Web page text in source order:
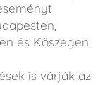
és Kőszegen.
is várják az